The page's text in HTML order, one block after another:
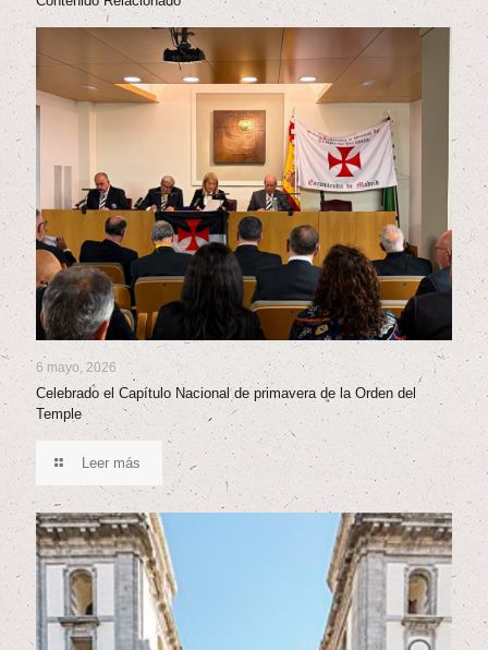
6 mayo, 2026
Celebrado el Capítulo Nacional de primavera de la Orden del
Temple
Leer más